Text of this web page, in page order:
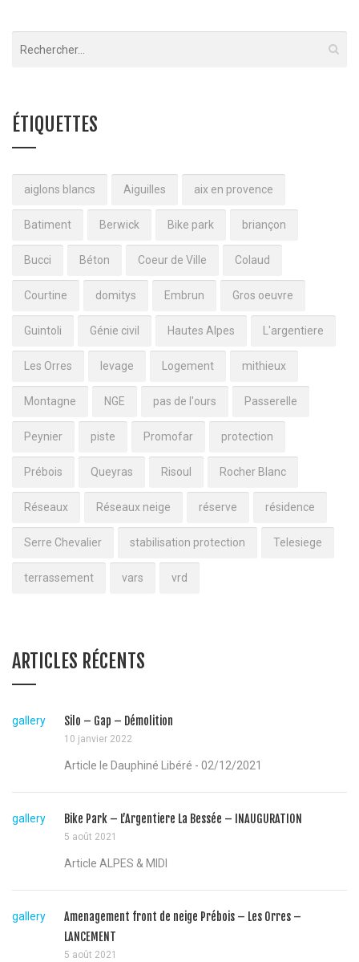
ÉTIQUETTES
aiglons blancs Aiguilles aix en provence
Batiment Berwick Bike park briançon
Bucci Béton Coeur de Ville Colaud
Courtine domitys Embrun Gros oeuvre
Guintoli Génie civil Hautes Alpes L'argentiere
Les Orres levage Logement mithieux
Montagne NGE pas de l'ours Passerelle
Peynier piste Promofar protection
Prébois Queyras Risoul Rocher Blanc
Réseaux Réseaux neige réserve résidence
Serre Chevalier stabilisation protection Telesiege
terrassement vars vrd
ARTICLES RÉCENTS
gallery Silo – Gap – Démolition
10 janvier 2022
Article le Dauphiné Libéré - 02/12/2021
gallery Bike Park – L’Argentiere La Bessée – INAUGURATION
5 août 2021
Article ALPES & MIDI
gallery
Amenagement front de neige Prébois – Les Orres –
LANCEMENT
5 août 2021